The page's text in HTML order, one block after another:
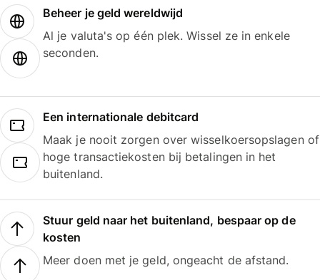
Beheer je geld wereldwijd
Al je valuta's op één plek. Wissel ze in enkele
seconden.
Een internationale debitcard
Maak je nooit zorgen over wisselkoersopslagen of
hoge transactiekosten bij betalingen in het
buitenland.
Stuur geld naar het buitenland, bespaar op de
kosten
Meer doen met je geld, ongeacht de afstand.